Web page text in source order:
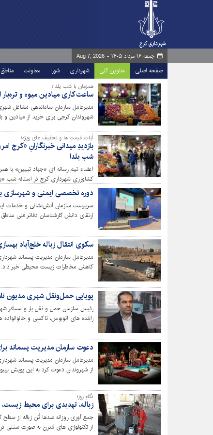
جمعه ۱۶ مرداد ۱۴۰۵ - Aug 7, 2026
صفحه اصلی عناوین کلی شهرداری شورا معاونت مناطق
همزمان با شب یلدا؛
ساعت کاری میادین میوه و
مدیرعامل سازمان ساماندهی مشاغل
شهروندان کرجی برای خرید از میادین و
ثُبات قیمت ها و تخفیف های ویژه؛
بازدیدِ میدانی خبرنگارانِ «کرج
شب یلدا
اعضاء تیم رسانه ای «جهاد تبیین» با
کشاورزی شهرداری کرج در آستانه شب
ماهان حضور یافتند و از نزدیک به
غُرفه داران و بررسی کیفیت سیمای
دوره تخصصی ایمنی و شهرسازی
سرپرست سازمان آتش‌نشانی و خدمات
ارتقای دانش کارشناسان دفاتر فنی مناطق ۱۰گانه شهرداری کرج برگزار شد.
سکوی انتقال زباله خلج‌آباد
مدیرعامل سازمان مدیریت پسماند
کاهش مخاطرات زیست محیطی خبر داد.
پویایی حمل‌ونقل شهری مدیون
رئیس سازمان حمل و نقل بار و مسافر
راننده های اتوبوس، تاکسی و
دعوت سازمان مدیریت پسماند
مدیرعامل سازمان مدیریت پسماند
از شهروندان دعوت کرد به این پویش
نگاهِ روز؛
زباله، تهدیدی برای محیط
از تکنولوژی های مُدرن به صورت سنتی